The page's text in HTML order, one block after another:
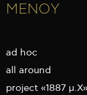
ΜΕΝΟΥ
ad hoc
all around
project «1887 μ.Χ»